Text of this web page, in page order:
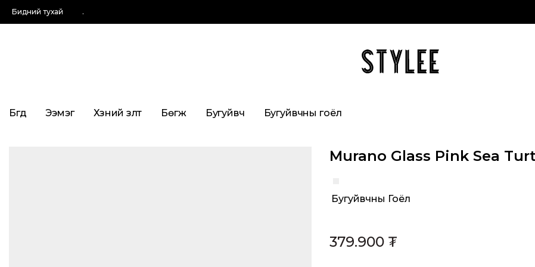
Бидний тухай .
Бүгд Ээмэг Хүзүүний зүүлт Бөгж Бугуйвч Бугуйвчны гоёл
Murano Glass Pink Sea
Бугуйвчны Гоёл
379.900 ₮